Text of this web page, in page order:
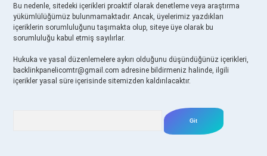
Bu nedenle, sitedeki içerikleri proaktif olarak denetleme veya araştırma
yükümlülüğümüz bulunmamaktadır. Ancak, üyelerimiz yazdıkları
içeriklerin sorumluluğunu taşımakta olup, siteye üye olarak bu
sorumluluğu kabul etmiş sayılırlar.
Hukuka ve yasal düzenlemelere aykırı olduğunu düşündüğünüz içerikleri,
backlinkpanelicomtr@gmail.com adresine bildirmeniz halinde, ilgili
içerikler yasal süre içerisinde sitemizden kaldırılacaktır.